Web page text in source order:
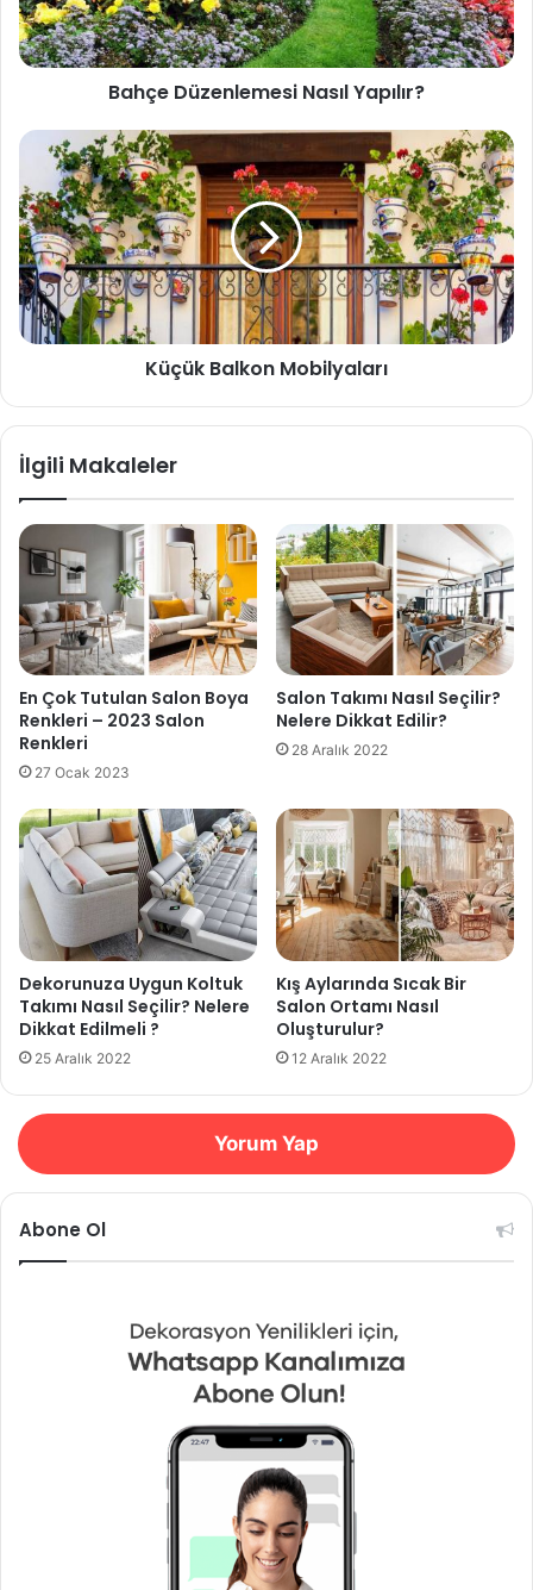
Bahçe Düzenlemesi Nasıl Yapılır?
Küçük Balkon Mobilyaları
İlgili Makaleler
En Çok Tutulan Salon Boya
Renkleri – 2023 Salon
Renkleri
27 Ocak 2023
Salon Takımı Nasıl Seçilir?
Nelere Dikkat Edilir?
28 Aralık 2022
Dekorunuza Uygun Koltuk
Takımı Nasıl Seçilir? Nelere
Dikkat Edilmeli ?
25 Aralık 2022
Kış Aylarında Sıcak Bir
Salon Ortamı Nasıl
Oluşturulur?
12 Aralık 2022
Yorum Yap
Abone Ol